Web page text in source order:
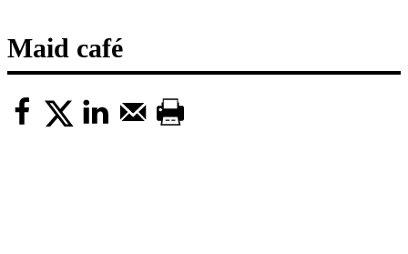
Maid café